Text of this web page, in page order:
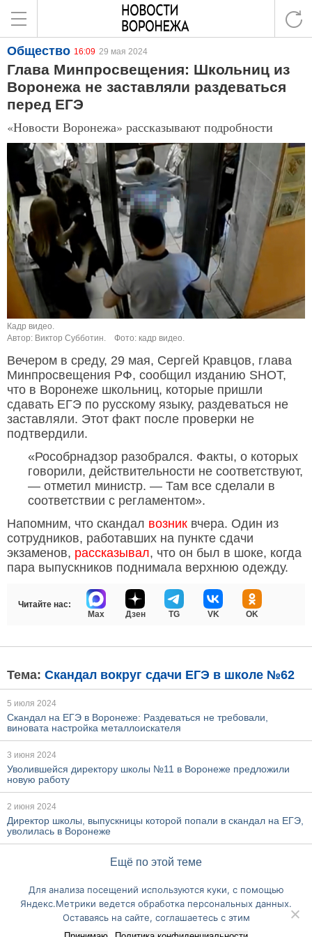
Общество 16:09 29 мая 2024
Глава Минпросвещения: Школьниц из
Воронежа не заставляли раздеваться
перед ЕГЭ
«Новости Воронежа» рассказывают подробности
Кадр видео.
Автор: Виктор Субботин.
Фото: кадр видео.
Вечером в среду, 29 мая, Сергей Кравцов, глава
Минпросвещения РФ, сообщил изданию SHOT,
что в Воронеже школьниц, которые пришли
сдавать ЕГЭ по русскому языку, раздеваться не
заставляли. Этот факт после проверки не
подтвердили.
«Рособрнадзор разобрался. Факты, о которых
говорили, действительности не соответствуют,
— отметил министр. — Там все сделали в
соответствии с регламентом».
Напомним, что скандал возник вчера. Один из
сотрудников, работавших на пункте сдачи
экзаменов, рассказывал, что он был в шоке, когда
пара выпускников поднимала верхнюю одежду.
Читайте нас:
Max
Дзен TG VK OK
Тема: Скандал вокруг сдачи ЕГЭ в школе №62
5 июля 2024
Скандал на ЕГЭ в Воронеже: Раздеваться не требовали,
виновата настройка металлоискателя
3 июня 2024
Уволившейся директору школы №11 в Воронеже предложили
новую работу
2 июня 2024
Директор школы, выпускницы которой попали в скандал на ЕГЭ,
уволилась в Воронеже
Ещё по этой теме
Перейти на полную версию сайта
Для анализа посещений используются куки, с помощью
Яндекс.Метрики ведется обработка персональных данных.
Оставаясь на сайте, соглашаетесь с этим